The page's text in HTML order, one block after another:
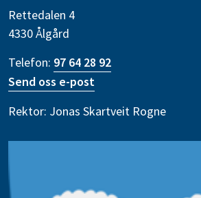
Rettedalen 4
4330 Ålgård
Telefon: 97 64 28 92
Send oss e-post
Rektor: Jonas Skartveit Rogne